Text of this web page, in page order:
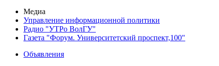
Медиа
Управление информационной политики
Радио "УТРо ВолГУ"
Газета "Форум. Университетский проспект,100"
Объявления